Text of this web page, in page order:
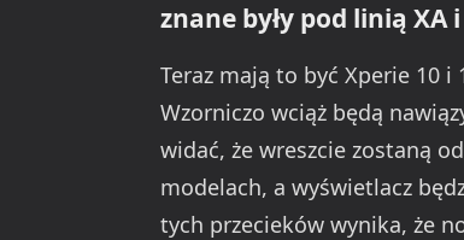
znane były pod linią
Teraz mają to być Xperie 10 i
Wzorniczo wciąż będą
widać, że wreszcie zostaną
modelach, a wyświetlacz
tych przecieków wynika, że